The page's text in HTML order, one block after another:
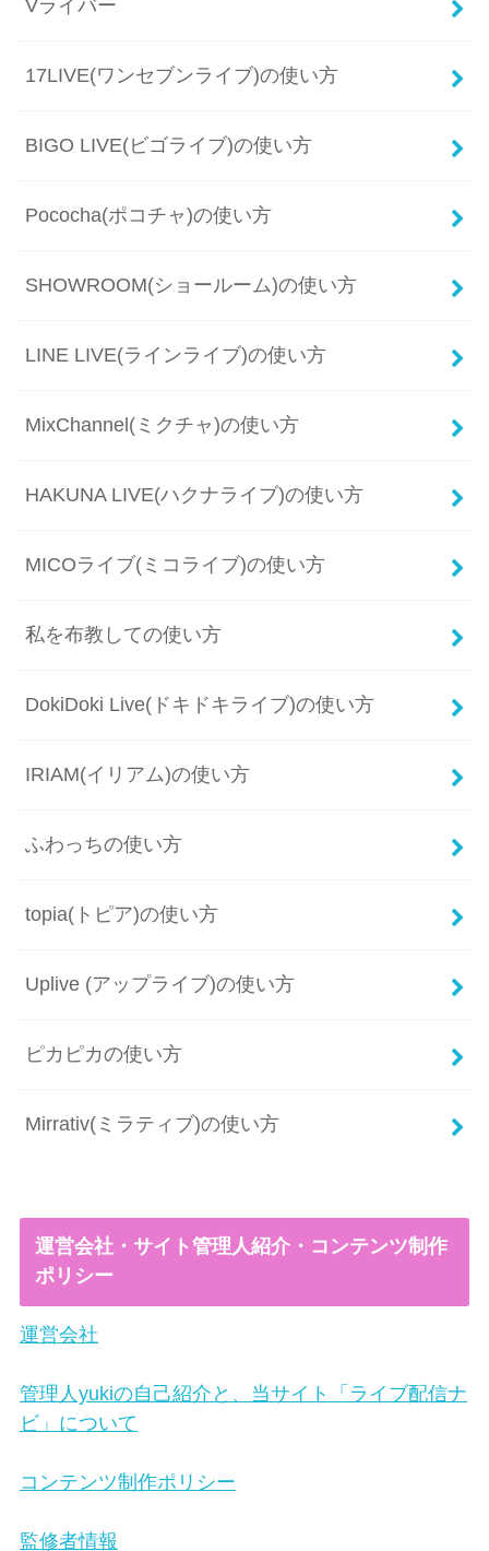
Vライバー
17LIVE(ワンセブンライブ)の使い方
BIGO LIVE(ビゴライブ)の使い方
Pococha(ポコチャ)の使い方
SHOWROOM(ショールーム)の使い方
LINE LIVE(ラインライブ)の使い方
MixChannel(ミクチャ)の使い方
HAKUNA LIVE(ハクナライブ)の使い方
MICOライブ(ミコライブ)の使い方
私を布教しての使い方
DokiDoki Live(ドキドキライブ)の使い方
IRIAM(イリアム)の使い方
ふわっちの使い方
topia(トピア)の使い方
Uplive (アップライブ)の使い方
ピカピカの使い方
Mirrativ(ミラティブ)の使い方
運営会社・サイト管理人紹介・コンテンツ制作
ポリシー
運営会社
管理人yukiの自己紹介と、当サイト「ライブ配信ナ
ビ」について
コンテンツ制作ポリシー
監修者情報